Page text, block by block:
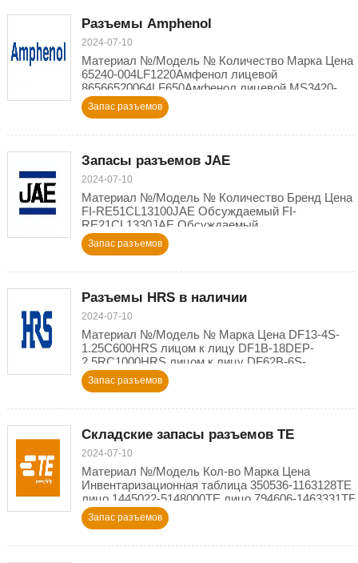
Разъемы Amphenol
2024-07-10
Материал №/Модель № Количество Марка Цена
65240-004LF1220Амфенол лицевой
86566520064LF650Амфенол лицевой MS3420-
12A1800Амфенол лицевой T3476002199Амфенол
лицевой
Запас разъемов
Запасы разъемов JAE
2024-07-10
Материал №/Модель № Количество Бренд Цена
FI-RE51CL13100JAE Обсуждаемый FI-
RE21CL1330JAE Обсуждаемый
HJ1P050MA1R60002000JAE Обсуждаемый IL-
AG5-5S-S3C11000JAE Обсуждаемый IL-AG
Запас разъемов
Разъемы HRS в наличии
2024-07-10
Материал №/Модель № Марка Цена DF13-4S-
1.25C600HRS лицом к лицу DF1B-18DEP-
2.5RC1000HRS лицом к лицу DF62B-6S-
2.2C(11)125HRS лицом к лицу DF80D-30P-
0.5SD(51)
Запас разъемов
Складские запасы разъемов TE
2024-07-10
Материал №/Модель Кол-во Марка Цена
Инвентаризационная таблица 350536-1163128TE
лицо 1445022-5148000TE лицо 794606-1463331TE
лицо 2110989-1589540TE лицо 1123343-1117
Запас разъемов